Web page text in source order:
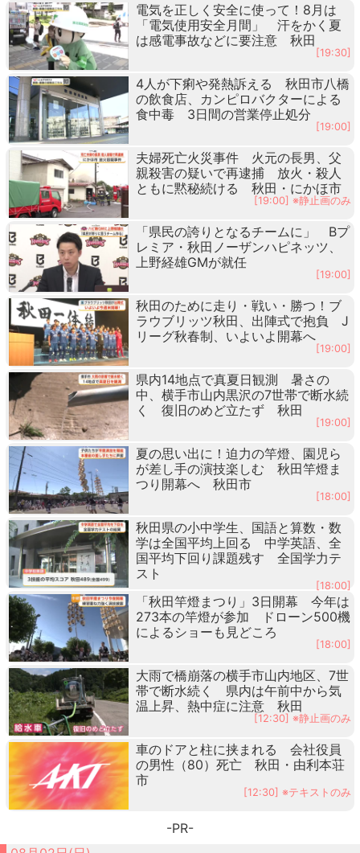
電気を正しく安全に使って！8月は
「電気使用安全月間」 汗をかく夏
は感電事故などに要注意 秋田
[19:30]
4人が下痢や発熱訴える 秋田市八橋
の飲食店、カンピロバクターによる
食中毒 3日間の営業停止処分
[19:00]
夫婦死亡火災事件 火元の長男、父
親殺害の疑いで再逮捕 放火・殺人
ともに黙秘続ける 秋田・にかほ市
[19:00] ※静止画のみ
「県民の誇りとなるチームに」 Bプ
レミア・秋田ノーザンハピネッツ、
上野経雄GMが就任
[19:00]
秋田のために走り・戦い・勝つ！ブ
ラウブリッツ秋田、出陣式で抱負 J
リーグ秋春制、いよいよ開幕へ
[19:00]
県内14地点で真夏日観測 暑さの
中、横手市山内黒沢の7世帯で断水続
く 復旧のめど立たず 秋田
[19:00]
夏の思い出に！迫力の竿燈、園児ら
が差し手の演技楽しむ 秋田竿燈ま
つり開幕へ 秋田市
[18:00]
秋田県の小中学生、国語と算数・数
学は全国平均上回る 中学英語、全
国平均下回り課題残す 全国学力テ
スト
[18:00]
「秋田竿燈まつり」3日開幕 今年は
273本の竿燈が参加 ドローン500機
によるショーも見どころ
[18:00]
大雨で橋崩落の横手市山内地区、7世
帯で断水続く 県内は午前中から気
温上昇、熱中症に注意 秋田
[12:30] ※静止画のみ
車のドアと柱に挟まれる 会社役員
の男性（80）死亡 秋田・由利本荘
市
[12:30] ※テキストのみ
-PR-